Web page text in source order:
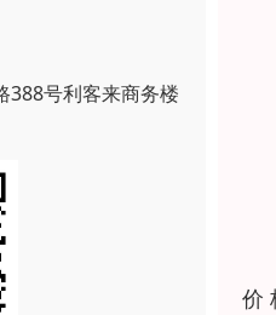
388号利客来商务楼
价